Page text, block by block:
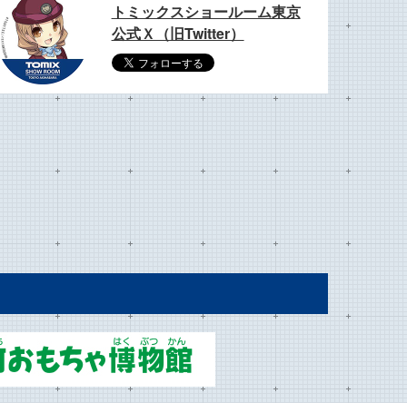
トミックスショールーム東京
公式Ｘ（旧Twitter）